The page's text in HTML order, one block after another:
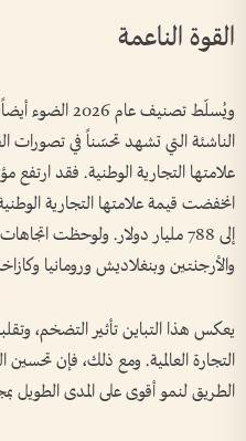
القوة الناعمة
ويُسلّط تصنيف
الناشئة التي تشهد تحسّناً في تصورات
علامتها التجارية الوطنية. فقد ارتفع
إلى 788 مليار دولار. ولوحظت
والأرجنتين وبنغلاديش ورومانيا
يعكس هذا التباين تأثير التضخم،
التجارة العالمية. ومع ذلك، فإن تحسين
الطريق لنمو أقوى على المدى الطويل